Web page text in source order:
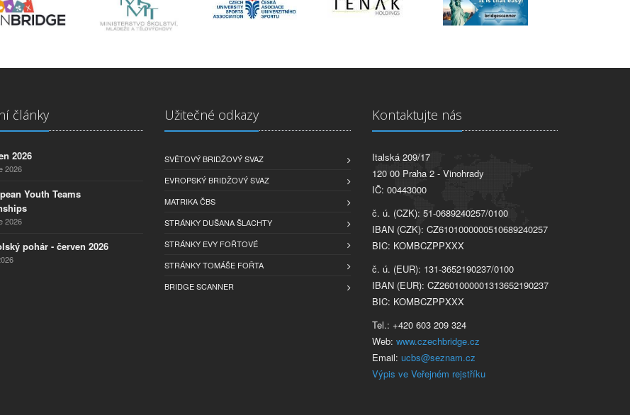
články
2026
2026
Youth Teams
2026
pohár - červen 2026
Užitečné odkazy
SVĚTOVÝ BRIDŽOVÝ SVAZ
EVROPSKÝ BRIDŽOVÝ SVAZ
MATRIKA ČBS
STRÁNKY DUŠANA ŠLACHTY
STRÁNKY EVY FOŘTOVÉ
STRÁNKY TOMÁŠE FOŘTA
BRIDGE SCANNER
Kontaktujte nás
Italská 209/17
120 00 Praha 2 - Vinohrady
IČ: 00443000
č. ú. (CZK): 51-0689240257/0100
IBAN (CZK): CZ6101000000510689240257
BIC: KOMBCZPPXXX
č. ú. (EUR): 131-3652190237/0100
IBAN (EUR): CZ2601000001313652190237
BIC: KOMBCZPPXXX
Tel.: +420 603 209 324
Web: www.czechbridge.cz
Email: ucbs@seznam.cz
Výpis ve Veřejném rejstříku